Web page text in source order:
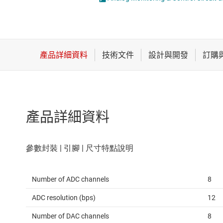
感測器 類比轉數位轉換器
產品詳細資料
Number of ADC channels 8
ADC resolution (bps) 12
Number of DAC channels 8